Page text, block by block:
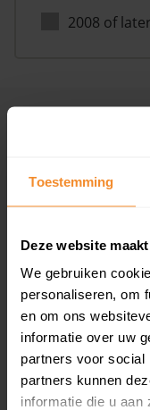
Toestemming
Deze website
We gebruiken
personaliseren, om
en om ons
informatie over uw
partners voor social
partners kunnen
informatie die u aan
2008 of later
Stel (geen